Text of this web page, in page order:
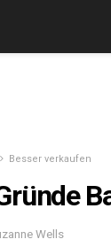
Besser verkaufen
Wells